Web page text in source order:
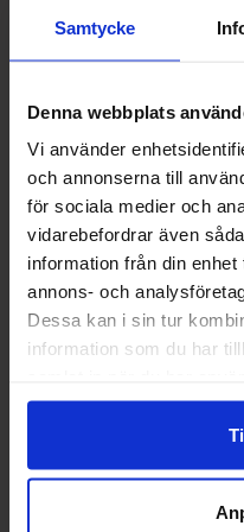
Samtycke
Denna webbplats
Vi använder
och annonserna till
för sociala medier och
vidarebefordrar även
information från din
annons- och
Dessa kan i sin tur
information som du har
Andre
Ny!
Monster Energy Juice